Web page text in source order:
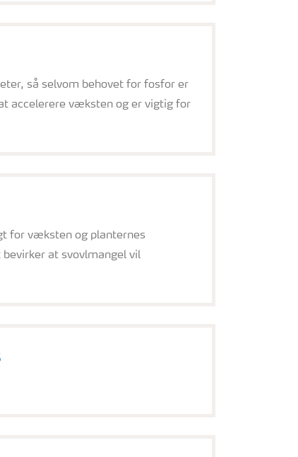
så selvom behovet for fosfor er
accelerere væksten og er vigtig for
for væksten og planternes
at svovlmangel vil